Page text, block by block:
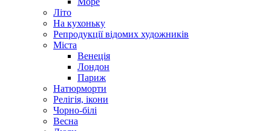
Літо
На кухоньку
Репродукції відомих художників
Міста
Венеція
Лондон
Париж
Натюрморти
Релігія, ікони
Чорно-білі
Весна